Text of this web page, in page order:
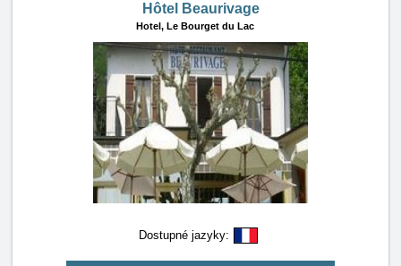
Hôtel Beaurivage
Hotel, Le Bourget du Lac
Dostupné jazyky: